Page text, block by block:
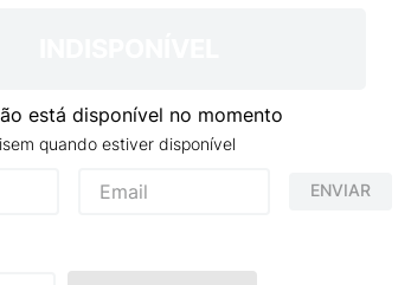
está disponível no momento
quando estiver disponível
ENVIAR